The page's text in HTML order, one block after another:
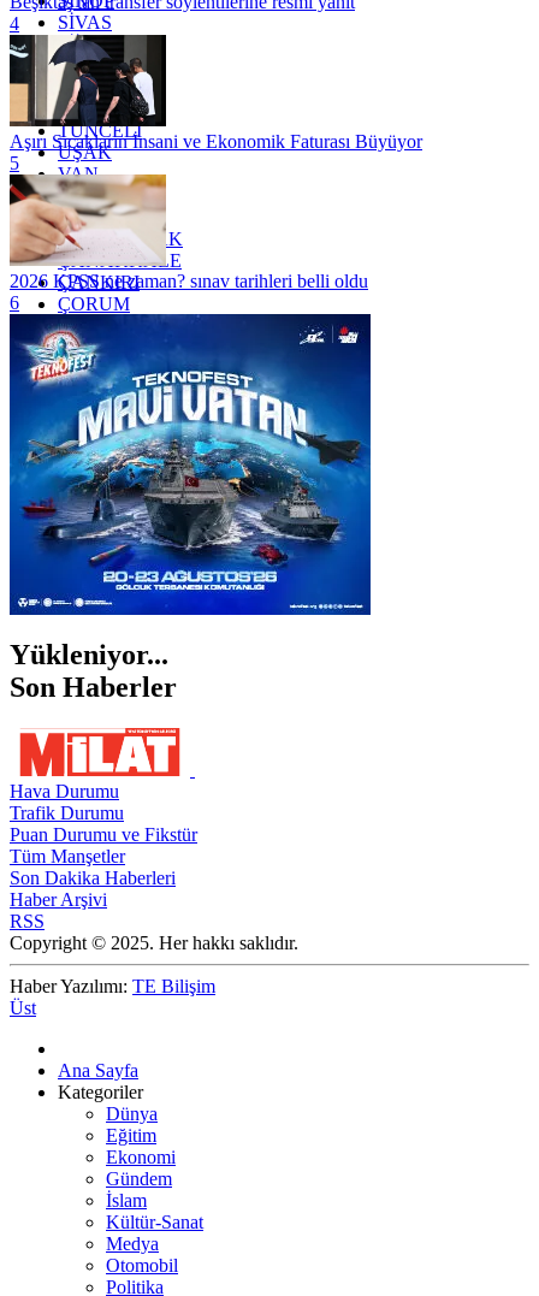
SİVAS
SİİRT
TEKİRDAĞ
TOKAT
TRABZON
TUNCELİ
UŞAK
VAN
YALOVA
YOZGAT
ZONGULDAK
ÇANAKKALE
ÇANKIRI
ÇORUM
İSTANBUL
İZMİR
ŞANLIURFA
ŞIRNAK
4
Aşırı Sıcakların İnsani ve Ekonomik Faturası Büyüyor
5
2026 KPSS ne zaman? sınav tarihleri belli oldu
6
Yükleniyor...
Son Haberler
Hava Durumu
Trafik Durumu
Puan Durumu ve Fikstür
Tüm Manşetler
Son Dakika Haberleri
Haber Arşivi
RSS
Copyright © 2025. Her hakkı saklıdır.
Haber Yazılımı: TE Bilişim
Üst
Ana Sayfa
Kategoriler
Dünya
Eğitim
Ekonomi
Gündem
İslam
Kültür-Sanat
Medya
Otomobil
Politika